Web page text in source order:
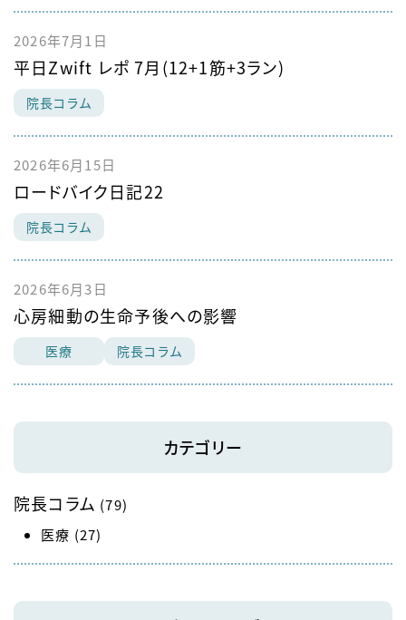
2026年7月1日
平日Zwift レポ 7月(12+1筋+3ラン)
院長コラム
2026年6月15日
ロードバイク日記22
院長コラム
2026年6月3日
心房細動の生命予後への影響
医療 院長コラム
カテゴリー
院長コラム (79)
医療 (27)